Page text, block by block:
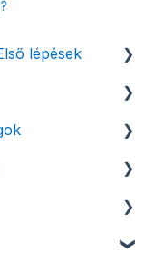
lépések
első lépések